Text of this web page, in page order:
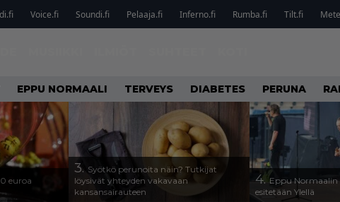
Voice.fi Soundi.fi Pelaaja.fi Inferno.fi Rumba.fi Tilt.fi
EPPU NORMAALI TERVEYS DIABETES PERUNA
euroa
3. Syötkö perunoita näin? Tutkijat
löysivät yhteyden vakavaan
kansansairauteen
4. Eppu
esitetään Ylellä